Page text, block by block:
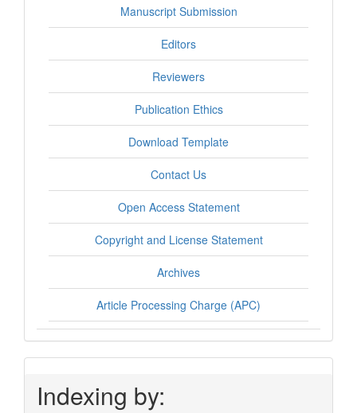
Manuscript Submission
Editors
Reviewers
Publication Ethics
Download Template
Contact Us
Open Access Statement
Copyright and License Statement
Archives
Article Processing Charge (APC)
Indexing by: